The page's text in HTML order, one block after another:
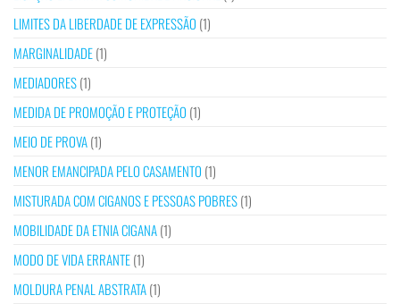
LIMITES DA LIBERDADE DE EXPRESSÃO (1)
MARGINALIDADE(1)
MEDIADORES(1)
MEDIDA DE PROMOÇÃO E PROTEÇÃO (1)
MEIO DE PROVA(1)
MENOR EMANCIPADA PELO CASAMENTO (1)
MISTURADA COM CIGANOS E PESSOAS POBRES(1)
MOBILIDADE DA ETNIA CIGANA(1)
MODO DE VIDA ERRANTE(1)
MOLDURA PENAL ABSTRATA(1)